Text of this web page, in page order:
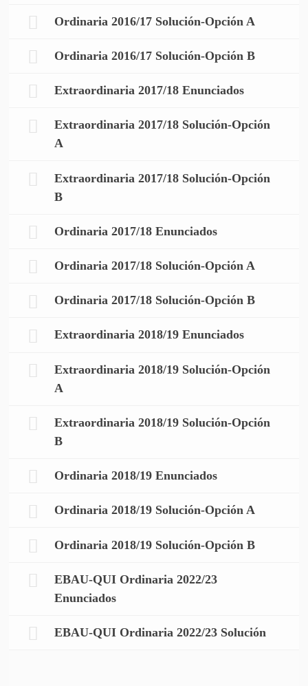
Ordinaria 2016/17 Solución-Opción A
Ordinaria 2016/17 Solución-Opción B
Extraordinaria 2017/18 Enunciados
Extraordinaria 2017/18 Solución-Opción
A
Extraordinaria 2017/18 Solución-Opción
B
Ordinaria 2017/18 Enunciados
Ordinaria 2017/18 Solución-Opción A
Ordinaria 2017/18 Solución-Opción B
Extraordinaria 2018/19 Enunciados
Extraordinaria 2018/19 Solución-Opción
A
Extraordinaria 2018/19 Solución-Opción
B
Ordinaria 2018/19 Enunciados
Ordinaria 2018/19 Solución-Opción A
Ordinaria 2018/19 Solución-Opción B
EBAU-QUI Ordinaria 2022/23
Enunciados
EBAU-QUI Ordinaria 2022/23 Solución